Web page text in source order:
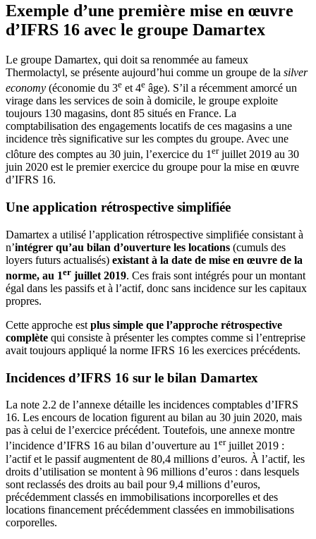
Exemple d’une première mise en œuvre
d’IFRS 16 avec le groupe Damartex
Le groupe Damartex, qui doit sa renommée au fameux
Thermolactyl, se présente aujourd’hui comme un groupe de la silver
economy (économie du 3e et 4e âge). S’il a récemment amorcé un
virage dans les services de soin à domicile, le groupe exploite
toujours 130 magasins, dont 85 situés en France. La
comptabilisation des engagements locatifs de ces magasins a une
incidence très significative sur les comptes du groupe. Avec une
clôture des comptes au 30 juin, l’exercice du 1 erjuillet 2019 au 30
juin 2020 est le premier exercice du groupe pour la mise en œuvre
d’IFRS 16.
Une application rétrospective simplifiée
Damartex a utilisé l’application rétrospective simplifiée consistant à
n’intégrer qu’au bilan d’ouverture les locations (cumuls des
loyers futurs actualisés) existant à la date de mise en œuvre de la
norme, au 1er juillet 2019. Ces frais sont intégrés pour un montant
égal dans les passifs et à l’actif, donc sans incidence sur les capitaux
propres.
Cette approche est plus simple que l’approche rétrospective
complète qui consiste à présenter les comptes comme si l’entreprise
avait toujours appliqué la norme IFRS 16 les exercices précédents.
Incidences d’IFRS 16 sur le bilan Damartex
La note 2.2 de l’annexe détaille les incidences comptables d’IFRS
16. Les encours de location figurent au bilan au 30 juin 2020, mais
pas à celui de l’exercice précédent. Toutefois, une annexe montre
l’incidence d’IFRS 16 au bilan d’ouverture au 1erjuillet 2019 :
l’actif et le passif augmentent de 80,4 millions d’euros. À l’actif, les
droits d’utilisation se montent à 96 millions d’euros : dans lesquels
sont reclassés des droits au bail pour 9,4 millions d’euros,
précédemment classés en immobilisations incorporelles et des
locations financement précédemment classées en immobilisations
corporelles.